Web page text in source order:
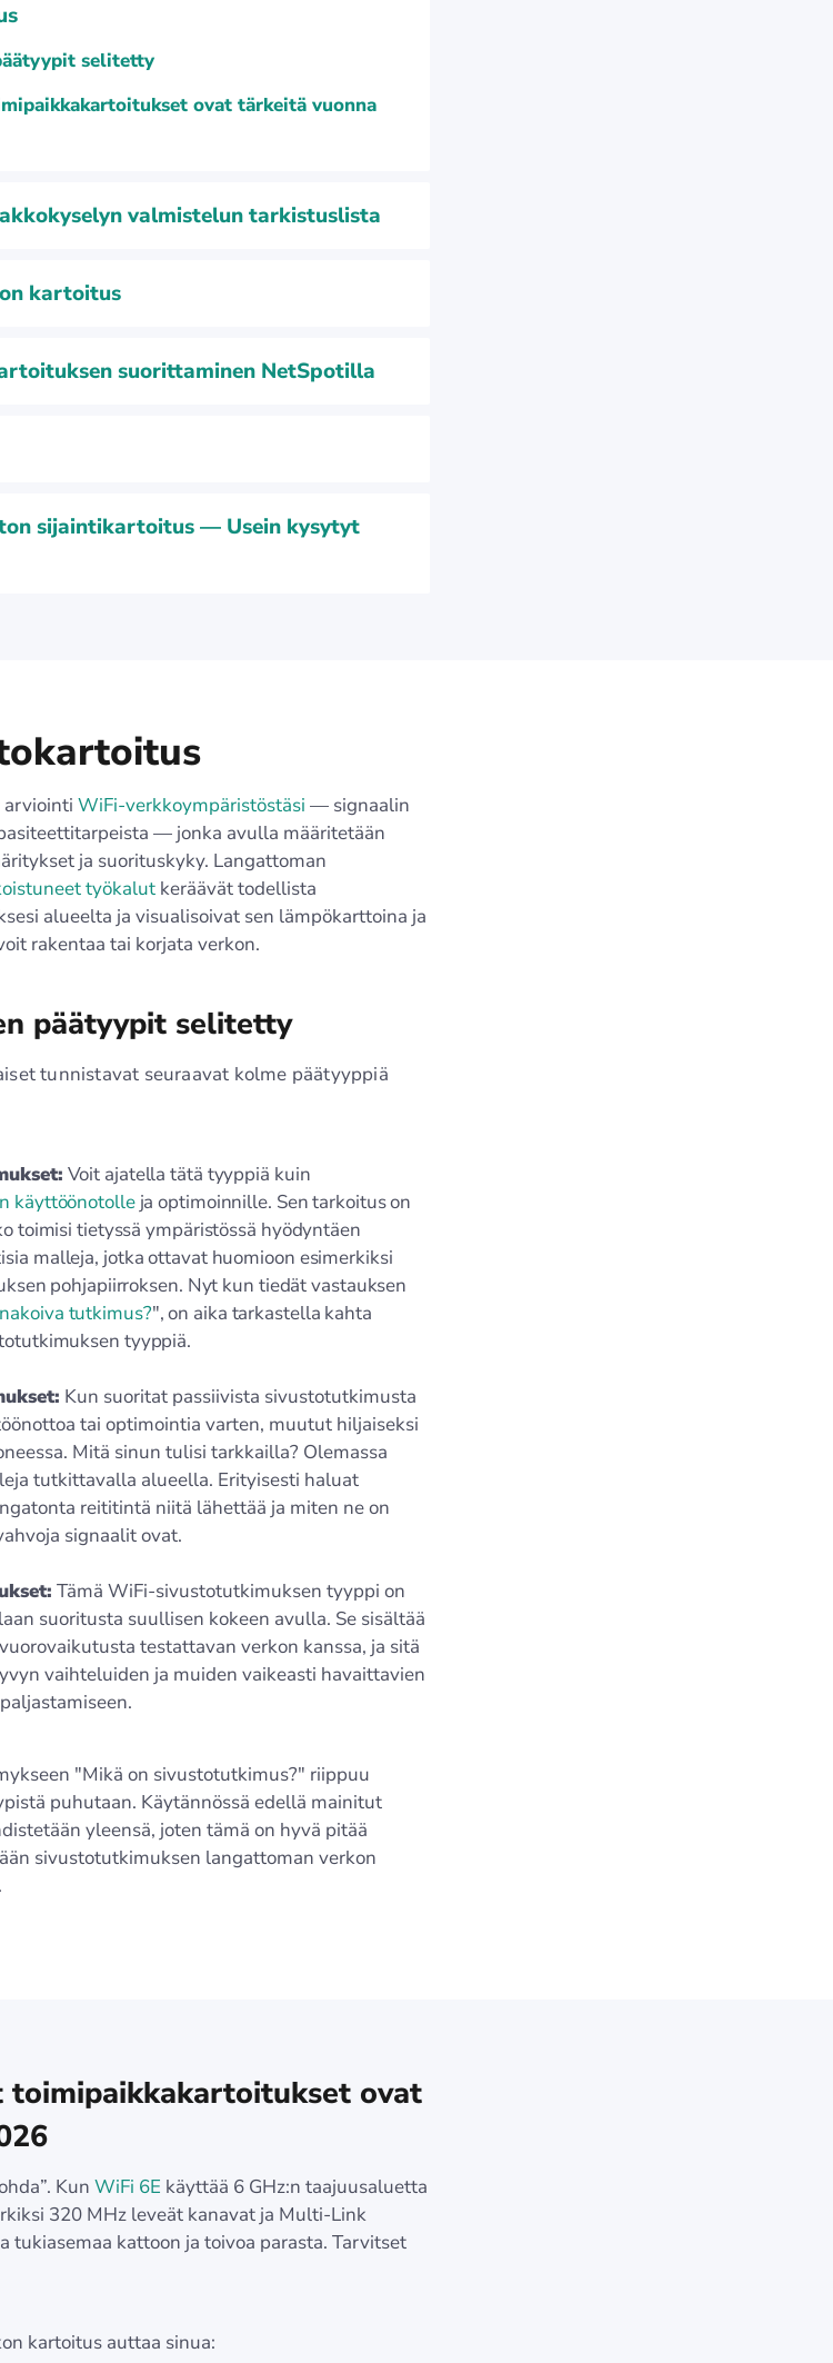
selitetty
ovat tärkeitä vuonna
valmistelun tarkistuslista
kartoitus
suorittaminen NetSpotilla
sijaintikartoitus — Usein kysytyt
WiFi-verkkoympäristöstäsi — signaalin
— jonka avulla määritetään
ja suorituskyky. Langattoman
työkalutkeräävät todellista
alueelta ja visualisoivat sen lämpökarttoina ja
rakentaa tai korjata verkon.
päätyypit selitetty
tunnistavat seuraavat kolme päätyyppiä
Voit ajatella tätä tyyppiä kuin
käyttöönotolleja optimoinnille. Sen tarkoitus on
toimisi tietyssä ympäristössä hyödyntäen
malleja, jotka ottavat huomioon esimerkiksi
pohjapiirroksen. Nyt kun tiedät vastauksen
tutkimus?", on aika tarkastella kahta
tyyppiä.
Kun suoritat passiivista sivustotutkimusta
tai optimointia varten, muutut hiljaiseksi
Mitä sinun tulisi tarkkailla? Olemassa
tutkittavalla alueella. Erityisesti haluat
reititintä niitä lähettää ja miten ne on
signaalit ovat.
Tämä WiFi-sivustotutkimuksen tyyppi on
suoritusta suullisen kokeen avulla. Se sisältää
testattavan verkon kanssa, ja sitä
vaihteluiden ja muiden vaikeasti havaittavien
"Mikä on sivustotutkimus?" riippuu
puhutaan. Käytännössä edellä mainitut
yleensä, joten tämä on hyvä pitää
sivustotutkimuksen langattoman verkon
toimipaikkakartoitukset ovat
Kun WiFi 6E käyttää 6 GHz:n taajuusaluetta
320 MHz leveät kanavat ja Multi-Link
tukiasemaa kattoon ja toivoa parasta. Tarvitset
kartoitus auttaa sinua: